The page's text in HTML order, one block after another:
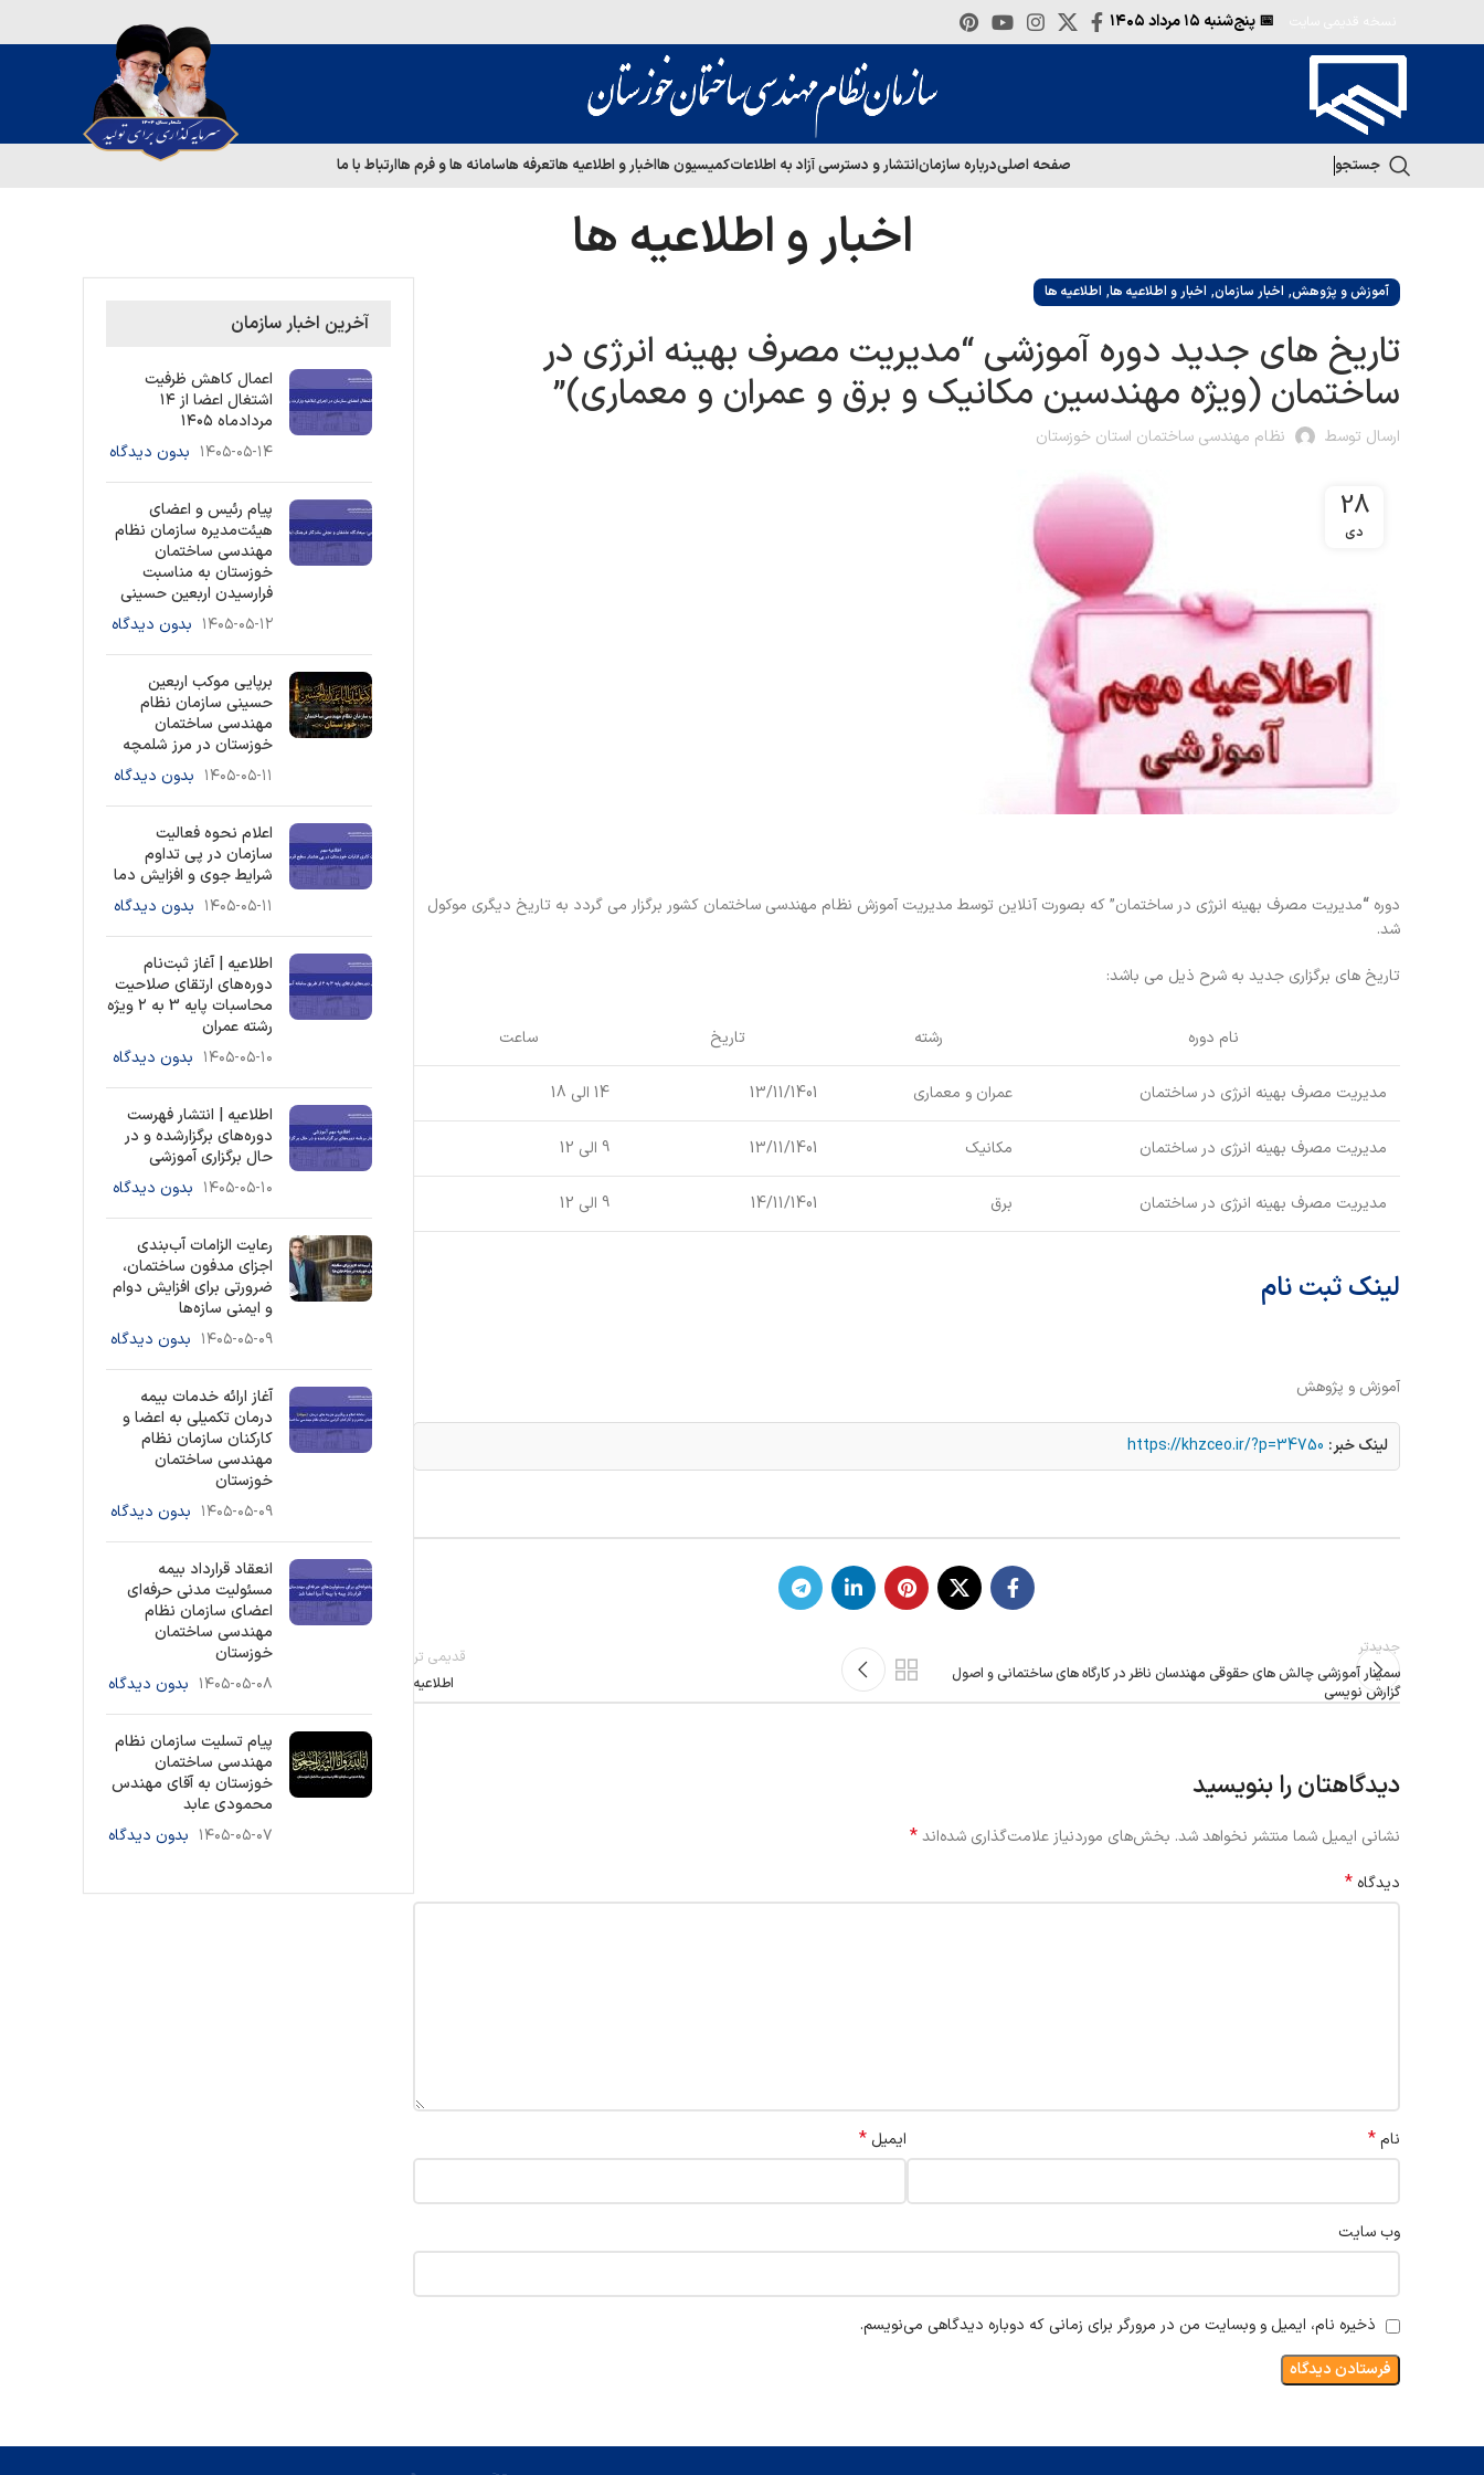
📅 پنج‌شنبه
جستجو صفحه اصلیدرباره سازمانانتشار و دسترسی آزاد به اطلاعاتکمیسیون هااخبار و اطلاعیه هاتعرفه هاسامانه ها و فرم هاارتباط با ما
اخبار و اطلاعیه ها
آموزش و پژوهش, اخبار سازمان, اخبار و اطلاعیه ها, اطلاعیه ها
تاریخ های جدید دوره آموزشی “مدیریت مصرف بهینه انرژی در
ساختمان (ویژه مهندسین مکانیک و برق و عمران و معماری)”
ارسال توسط نظام مهندسی ساختمان استان خوزستان
28
دی
دوره “مدیریت مصرف بهینه انرژی در ساختمان” که بصورت آنلاین توسط مدیریت آموزش نظام مهندسی ساختمان کشور برگزار می گردد به تاریخ دیگری موکول
شد.
تاریخ های برگزاری جدید به شرح ذیل می باشد:
نام دوره رشته تاریخ ساعت
مدیریت مصرف بهینه انرژی در ساختمان عمران و معماری 13/11/1401 14 الی 18
مدیریت مصرف بهینه انرژی در ساختمان مکانیک 13/11/1401 9 الی 12
مدیریت مصرف بهینه انرژی در ساختمان برق 14/11/1401 9 الی 12
لینک ثبت نام
آموزش و پژوهش
لینک خبر: https://khzceo.ir/?p=34750
جدیدتر
سمینار آموزشی چالش های حقوقی مهندسان ناظر در کارگاه های ساختمانی و اصول
گزارش نویسی
قدیمی تر
اطلاعیه
دیدگاهتان را بنویسید
نشانی ایمیل شما منتشر نخواهد شد. بخش‌های موردنیاز علامت‌گذاری شده‌اند*
دیدگاه *
نام* ایمیل *
وب‌ سایت
ذخیره نام، ایمیل و وبسایت من در مرورگر برای زمانی که دوباره دیدگاهی می‌نویسم.
آخرین اخبار سازمان
اعمال کاهش ظرفیت
اشتغال اعضا از ۱۴
مردادماه ۱۴۰۵
۱۴۰۵-۰۵-۱۴ بدون دیدگاه
پیام رئیس و اعضای
هیئت‌مدیره سازمان نظام
مهندسی ساختمان
خوزستان به مناسبت
فرارسیدن اربعین حسینی
۱۴۰۵-۰۵-۱۲ بدون دیدگاه
برپایی موکب اربعین
حسینی سازمان نظام
مهندسی ساختمان
خوزستان در مرز شلمچه
۱۴۰۵-۰۵-۱۱ بدون دیدگاه
اعلام نحوه فعالیت
سازمان در پی تداوم
شرایط جوی و افزایش دما
۱۴۰۵-۰۵-۱۱ بدون دیدگاه
اطلاعیه | آغاز ثبت‌نام
دوره‌های ارتقای صلاحیت
محاسبات پایه 3 به ۲ ویژه
رشته عمران
۱۴۰۵-۰۵-۱۰ بدون دیدگاه
اطلاعیه | انتشار فهرست
دوره‌های برگزارشده و در
حال برگزاری آموزشی
۱۴۰۵-۰۵-۱۰ بدون دیدگاه
رعایت الزامات آب‌بندی
اجزای مدفون ساختمان،
ضرورتی برای افزایش دوام
و ایمنی سازه‌ها
۱۴۰۵-۰۵-۰۹ بدون دیدگاه
آغاز ارائه خدمات بیمه
درمان تکمیلی به اعضا و
کارکنان سازمان نظام
مهندسی ساختمان
خوزستان
۱۴۰۵-۰۵-۰۹ بدون دیدگاه
انعقاد قرارداد بیمه
مسئولیت مدنی حرفه‌ای
اعضای سازمان نظام
مهندسی ساختمان
خوزستان
۱۴۰۵-۰۵-۰۸ بدون دیدگاه
پیام تسلیت سازمان نظام
مهندسی ساختمان
خوزستان به آقای مهندس
محمودی عابد
۱۴۰۵-۰۵-۰۷ بدون دیدگاه